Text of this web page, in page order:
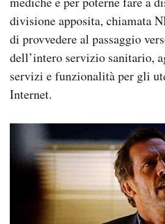
divisione apposita, chiamata
di provvedere al passaggio
dell’intero servizio sanitario,
servizi e funzionalità per gli
Internet.